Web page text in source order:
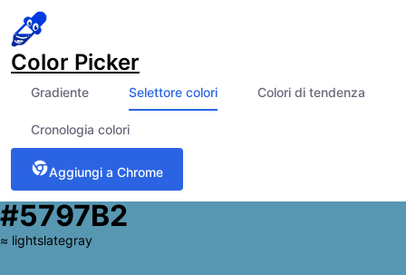
Color Picker
Gradiente Selettore colori Colori di tendenza
Cronologia colori
Aggiungi a Chrome
#5797B2
≈ lightslategray